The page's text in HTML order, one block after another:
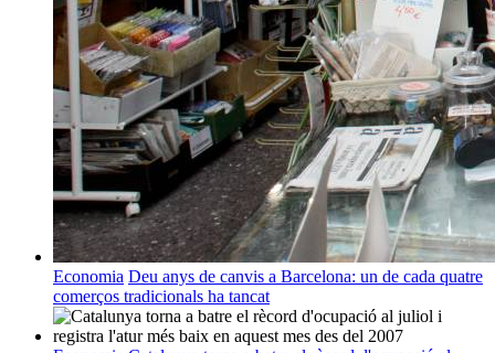
Economia Deu anys de canvis a Barcelona: un de cada quatre
comerços tradicionals ha tancat